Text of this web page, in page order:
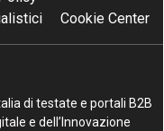
Cookie Center
di testate e portali B2B
e dell’Innovazione